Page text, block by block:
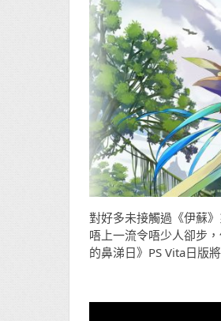
對好多未接觸過《伊蘇
唔上一流令唔少人卻步
的鼻涕日》PS Vita日版